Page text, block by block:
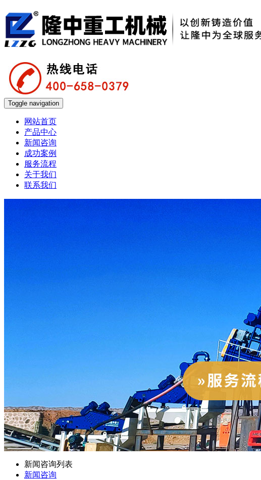
Toggle navigation
网站首页
产品中心
新闻咨询
成功案例
服务流程
关于我们
联系我们
新闻咨询列表
新闻咨询